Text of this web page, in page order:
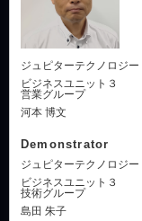
ジュピターテクノロジー
ビジネスユニット３
営業グループ
河本 博文
Demonstrator
ジュピターテクノロジー
ビジネスユニット３
技術グループ
島田 朱子